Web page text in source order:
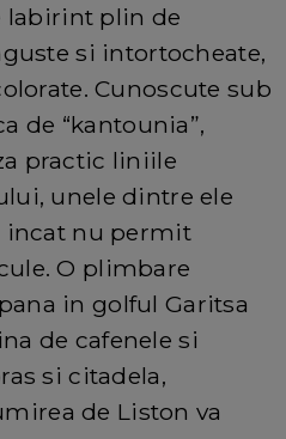
labirint plin de
si intortocheate,
Cunoscute sub
de “kantounia”,
practic liniile
unele dintre ele
incat nu permit
O plimbare
in golful Garitsa
de cafenele si
si citadela,
de Liston va